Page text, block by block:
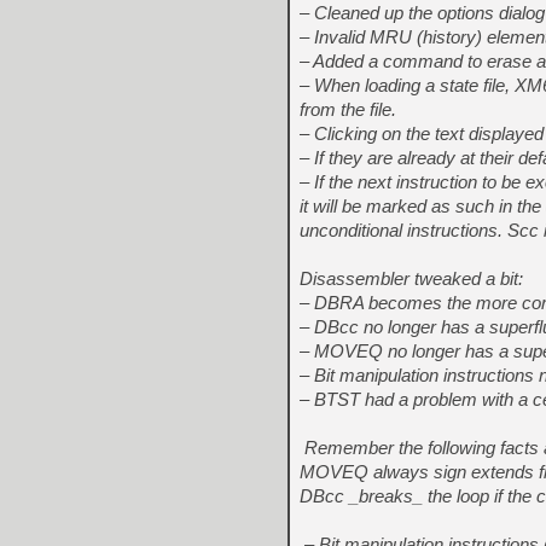
– Cleaned up the options
– Invalid MRU (history)
– Added a command to erase
– When loading a state file,
from the file.
– Clicking on the text
– If they are already at their
– If the next instruction to be
it will be marked as such in
unconditional instructions.
Disassembler tweaked a bit:
– DBRA becomes the more
– DBcc no longer has a
– MOVEQ no longer has a
– Bit manipulation instructions
– BTST had a problem with a
Remember the following facts
MOVEQ always sign extends
DBcc _breaks_ the loop if the